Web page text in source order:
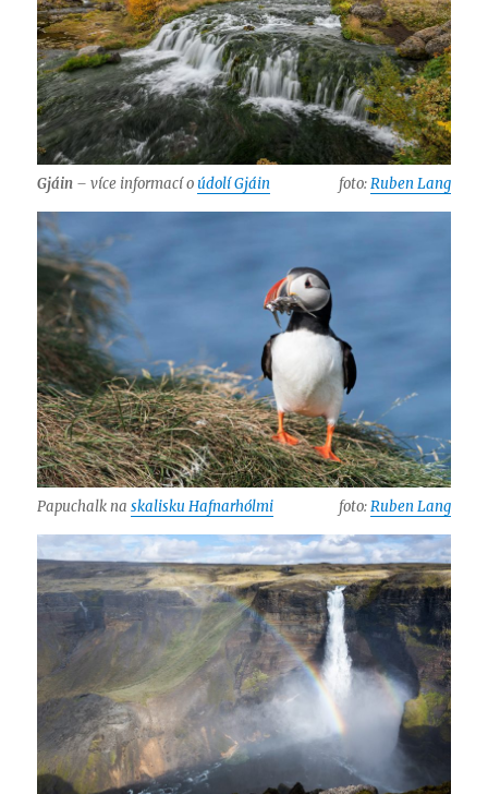
Gjáin – více informací o údolí Gjáin foto:Ruben Lang
Papuchalk naskalisku Hafnarhólmi foto:Ruben Lang